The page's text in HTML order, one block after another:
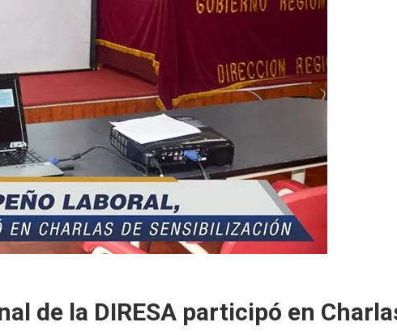
de la DIRESA participó en